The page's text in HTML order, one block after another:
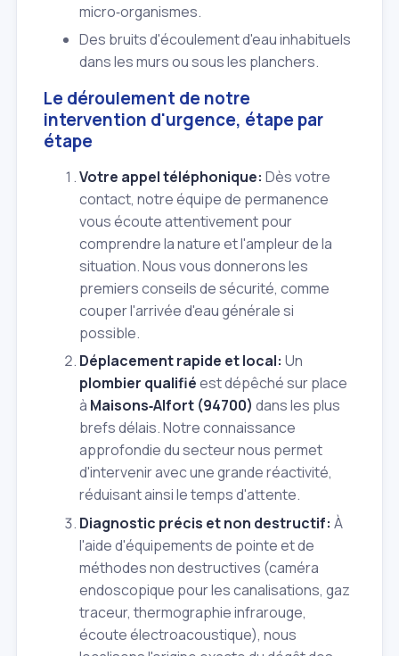
micro‑organismes.
Des bruits d'écoulement d'eau inhabituels
dans les murs ou sous les planchers.
Le déroulement de notre
intervention d'urgence, étape par
étape
Votre appel téléphonique: Dès votre
contact, notre équipe de permanence
vous écoute attentivement pour
comprendre la nature et l'ampleur de la
situation. Nous vous donnerons les
premiers conseils de sécurité, comme
couper l'arrivée d'eau générale si
possible.
Déplacement rapide et local: Un
plombier qualifiéest dépêché sur place
à Maisons‑Alfort (94700) dans les plus
brefs délais. Notre connaissance
approfondie du secteur nous permet
d'intervenir avec une grande réactivité,
réduisant ainsi le temps d'attente.
Diagnostic précis et non destructif: À
l'aide d'équipements de pointe et de
méthodes non destructives (caméra
endoscopique pour les canalisations, gaz
traceur, thermographie infrarouge,
écoute électroacoustique), nous